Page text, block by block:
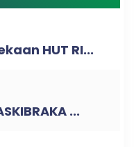
HUT RI...
...